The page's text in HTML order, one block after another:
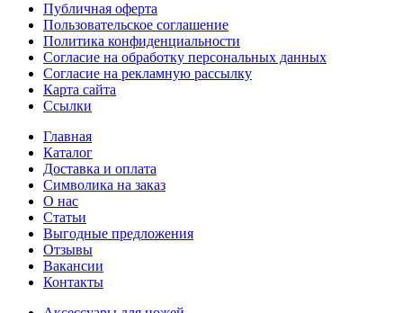
Публичная оферта
Пользовательское соглашение
Политика конфиденциальности
Согласие на обработку персональных данных
Согласие на рекламную рассылку
Карта сайта
Ссылки
Главная
Каталог
Доставка и оплата
Символика на заказ
О нас
Статьи
Выгодные предложения
Отзывы
Вакансии
Контакты